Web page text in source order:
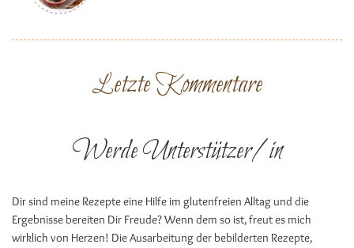
Letzte Kommentare
Werde Unterstützer/in
Dir sind meine Rezepte eine Hilfe im glutenfreien Alltag und die
Ergebnisse bereiten Dir Freude? Wenn dem so ist, freut es mich
wirklich von Herzen! Die Ausarbeitung der bebilderten Rezepte,